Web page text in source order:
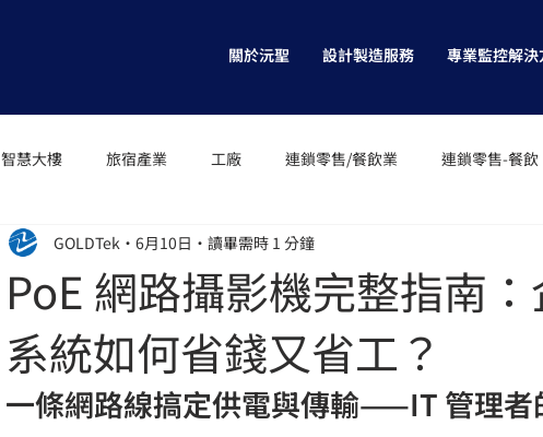
關於沅聖 設計製造服務 專業監控解決
智慧大樓 旅宿產業 工廠 連鎖零售/餐飲業 連鎖零售-餐飲
PoE 網路攝影機完整指南
系統如何省錢又省工？
GOLDTek 6月10日 讀畢需時 1 分鐘
一條網路線搞定供電與傳輸——IT 管理者